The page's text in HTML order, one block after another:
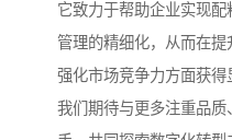
它致力于帮助企业实现
管理的精细化，从而在提
强化市场竞争力方面获得
我们期待与更多注重品